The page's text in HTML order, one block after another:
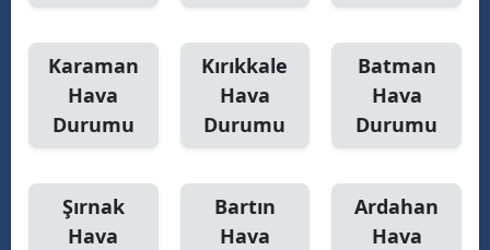
Karaman
Hava
Durumu
Kırıkkale
Hava
Durumu
Batman
Hava
Durumu
Şırnak
Hava
Bartın
Hava
Ardahan
Hava